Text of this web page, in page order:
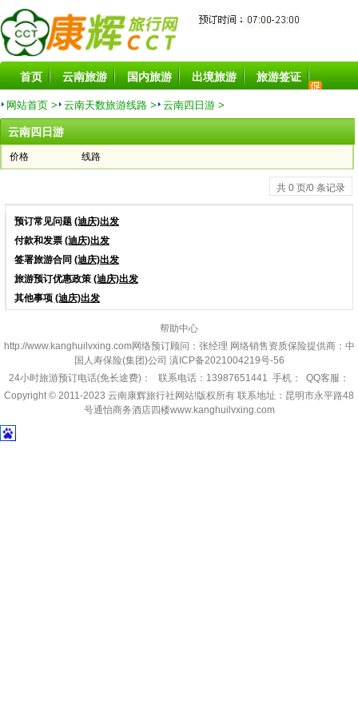
首页 云南旅游 国内旅游 出境旅游
旅游签证
旅游酒店
旅游景点 旅游租车 目的地
网站首页 > 云南天数旅游线路 > 云南四日游 >
云南四日游
价格 线路
共 0 页/0 条记录
预订常见问题 (迪庆)出发
付款和发票 (迪庆)出发
签署旅游合同 (迪庆)出发
旅游预订优惠政策 (迪庆)出发
其他事项 (迪庆)出发
帮助中心
http://www.kanghuilvxing.com网络预订顾问：张经理 网络销售资质保险提供商：中
国人寿保险(集团)公司 滇ICP备2021004219号-56
24小时旅游预订电话(免长途费)： 联系电话：13987651441 手机： QQ客服：
Copyright © 2011-2023 云南康辉旅行社网站!版权所有 联系地址：昆明市永平路48
号通怡商务酒店四楼www.kanghuilvxing.com